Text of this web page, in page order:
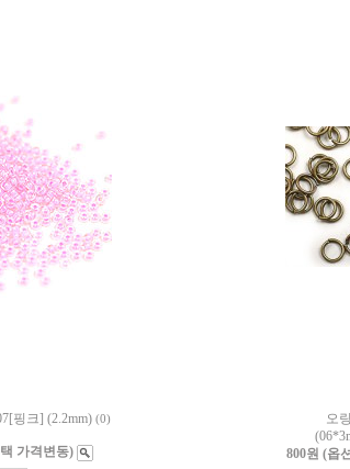
핑크] (2.2mm) (0)
가격변동)
오
800원 (옵